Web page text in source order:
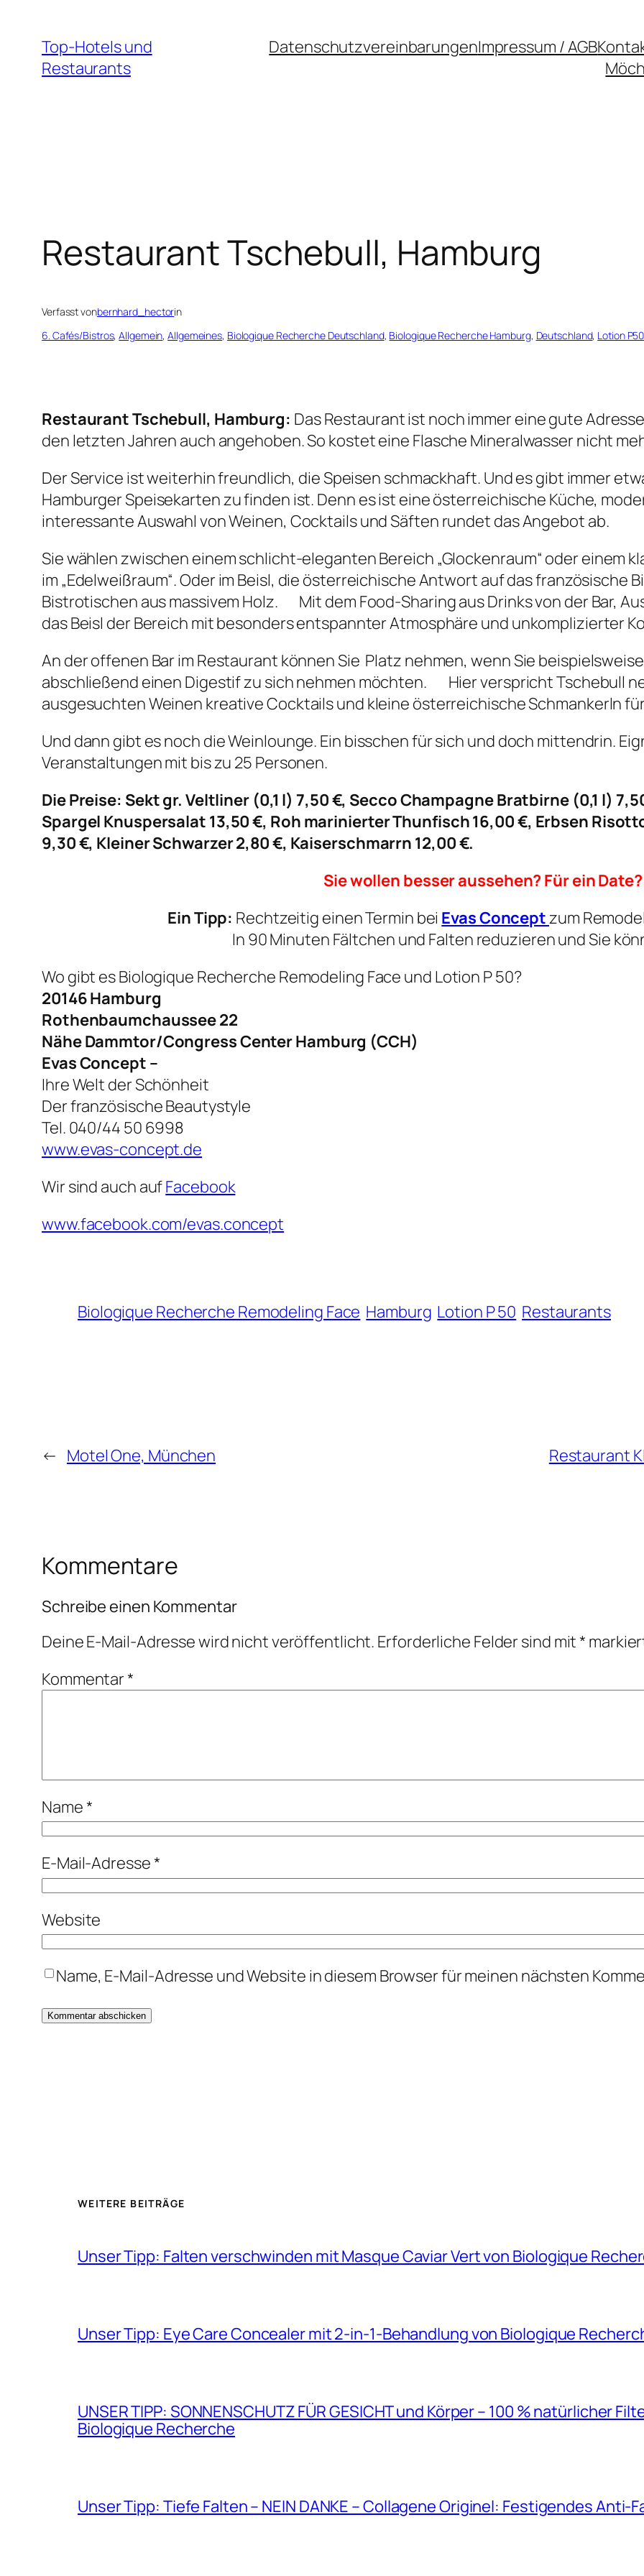
Inhalt
springen
Top-Hotels und
Restaurants
DatenschutzvereinbarungenImpressum / AGB
Restaurant Tschebull, Hamburg
Verfasst vonbernhard_hectorin
6. Cafés/Bistros, Allgemein, Allgemeines, Biologique Recherche Deutschland, Biologique Recherche Hamburg, Deutschland, Lotion P50
Restaurant Tschebull, Hamburg: Das Restaurant ist noch immer eine gute
den letzten Jahren auch angehoben. So kostet eine Flasche Mineralwasser nicht
Der Service ist weiterhin freundlich, die Speisen schmackhaft. Und es gibt immer
Hamburger Speisekarten zu finden ist. Denn es ist eine österreichische Küche,
interessante Auswahl von Weinen, Cocktails und Säften rundet das Angebot ab.
Sie wählen zwischen einem schlicht-eleganten Bereich „Glockenraum“ oder einem
im „Edelweißraum“. Oder im Beisl, die österreichische Antwort auf das französische
Bistrotischen aus massivem Holz. Mit dem Food-Sharing aus Drinks von der Bar,
das Beisl der Bereich mit besonders entspannter Atmosphäre und unkomplizierter
An der offenen Bar im Restaurant können Sie Platz nehmen, wenn Sie
abschließend einen Digestif zu sich nehmen möchten. Hier verspricht Tschebull
ausgesuchten Weinen kreative Cocktails und kleine österreichische Schmankerln
Und dann gibt es noch die Weinlounge. Ein bisschen für sich und doch mittendrin.
Veranstaltungen mit bis zu 25 Personen.
Die Preise: Sekt gr. Veltliner (0,1 l) 7,50 €, Secco Champagne Bratbirne (0,1 l)
Spargel Knuspersalat 13,50 €, Roh marinierter Thunfisch 16,00 €, Erbsen
9,30 €, Kleiner Schwarzer 2,80 €, Kaiserschmarrn 12,00 €.
Sie wollen besser aussehen? Für ein Date?
Ein Tipp: Rechtzeitig einen Termin bei Evas Conceptzum
In 90 Minuten Fältchen und Falten reduzieren und Sie
Wo gibt es Biologique Recherche Remodeling Face und Lotion P 50?
20146 Hamburg
Rothenbaumchaussee 22
Nähe Dammtor/Congress Center Hamburg (CCH)
Evas Concept –
Ihre Welt der Schönheit
Der französische Beautystyle
Tel. 040/44 50 6998
www.evas-concept.de
Wir sind auch aufFacebook
www.facebook.com/evas.concept
Biologique Recherche Remodeling Face Hamburg Lotion P 50 Restaurants
← Motel One, München Restaurant
Kommentare
Schreibe einen Kommentar
Deine E-Mail-Adresse wird nicht veröffentlicht. Erforderliche Felder sind mit*
Kommentar*
Name*
E-Mail-Adresse*
Website
Name, E-Mail-Adresse und Website in diesem Browser für meinen nächsten
WEITERE BEITRÄGE
Unser Tipp: Falten verschwinden mit Masque Caviar Vert von Biologique
Unser Tipp: Eye Care Concealer mit 2-in-1-Behandlung von Biologique
UNSER TIPP: SONNENSCHUTZ FÜR GESICHT und Körper – 100 % natürlicher
Biologique Recherche
Unser Tipp: Tiefe Falten – NEIN DANKE – Collagene Originel: Festigendes Anti-